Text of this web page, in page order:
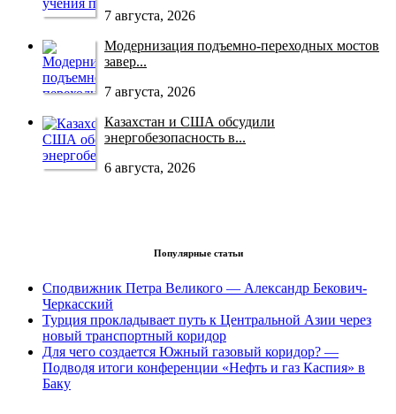
7 августа, 2026
Модернизация подъемно-переходных мостов
завер...
7 августа, 2026
Казахстан и США обсудили
энергобезопасность в...
6 августа, 2026
Популярные статьи
Сподвижник Петра Великого — Александр Бекович-
Черкасский
Турция прокладывает путь к Центральной Азии через
новый транспортный коридор
Для чего создается Южный газовый коридор? —
Подводя итоги конференции «Нефть и газ Каспия» в
Баку